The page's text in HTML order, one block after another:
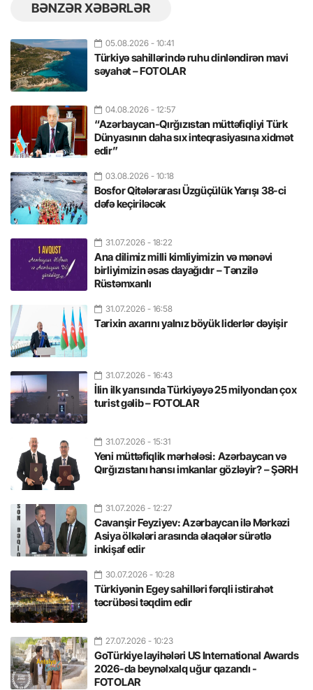
BƏNZƏR XƏBƏRLƏR
05.08.2026 - 10:41
Türkiyə sahillərində ruhu dinləndirən mavi
səyahət – FOTOLAR
04.08.2026 - 12:57
“Azərbaycan-Qırğızıstan müttəfiqliyi Türk
Dünyasının daha sıx inteqrasiyasına xidmət
edir”
03.08.2026 - 10:18
Bosfor Qitələrarası Üzgüçülük Yarışı 38-ci
dəfə keçiriləcək
31.07.2026 - 18:22
Ana dilimiz milli kimliyimizin və mənəvi
birliyimizin əsas dayağıdır – Tənzilə
Rüstəmxanlı
31.07.2026 - 16:58
Tarixin axarını yalnız böyük liderlər dəyişir
31.07.2026 - 16:43
İlin ilk yarısında Türkiyəyə 25 milyondan çox
turist gəlib – FOTOLAR
31.07.2026 - 15:31
Yeni müttəfiqlik mərhələsi: Azərbaycan və
Qırğızıstanı hansı imkanlar gözləyir? – ŞƏRH
31.07.2026 - 12:27
Cavanşir Feyziyev: Azərbaycan ilə Mərkəzi
Asiya ölkələri arasında əlaqələr sürətlə
inkişaf edir
30.07.2026 - 10:28
Türkiyənin Egey sahilləri fərqli istirahət
təcrübəsi təqdim edir
27.07.2026 - 10:23
GoTürkiye layihələri US International Awards
2026-da beynəlxalq uğur qazandı -
FOTOLAR